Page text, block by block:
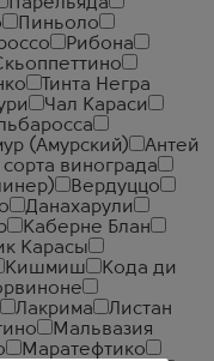
Пиньоло
Рибона
Тинта Негра
Чал Караси
(Амурский)
Антей
винограда
Вердуццо
Данахарули
Каберне Блан
Карасы
Кишмиш
Кода ди
Лакрима
Листан
Мальвазия
Маратефтико